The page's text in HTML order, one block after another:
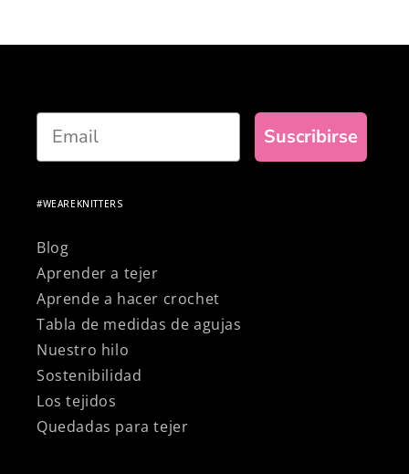
Email
Suscribirse
#WEAREKNITTERS
Blog
Aprender a tejer
Aprende a hacer crochet
Tabla de medidas de agujas
Nuestro hilo
Sostenibilidad
Los tejidos
Quedadas para tejer